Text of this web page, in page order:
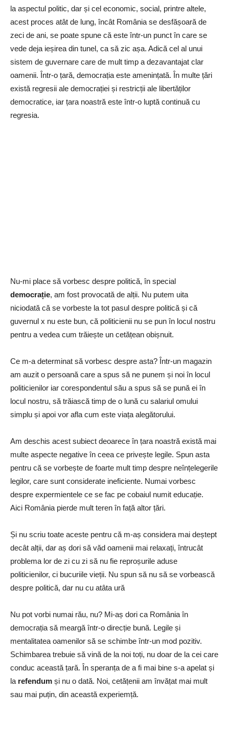
la aspectul politic, dar și cel economic, social, printre altele,
acest proces atât de lung, încât România se desfășoară de
zeci de ani, se poate spune că este într-un punct în care se
vede deja ieșirea din tunel, ca să zic așa. Adică cel al unui
sistem de guvernare care de mult timp a dezavantajat clar
oamenii. Într-o țară, democrația este amenințată. În multe țări
există regresii ale democrației și restricții ale libertăților
democratice, iar țara noastră este într-o luptă continuă cu
regresia.
Nu-mi place să vorbesc despre politică, în special
democrație, am fost provocată de alții. Nu putem uita
niciodată că se vorbeste la tot pasul despre politică și că
guvernul x nu este bun, că politicienii nu se pun în locul nostru
pentru a vedea cum trăiește un cetățean obișnuit.
Ce m-a determinat să vorbesc despre asta? Într-un magazin
am auzit o persoană care a spus să ne punem și noi în locul
politicienilor iar corespondentul său a spus să se pună ei în
locul nostru, să trăiască timp de o lună cu salariul omului
simplu și apoi vor afla cum este viața alegătorului.
Am deschis acest subiect deoarece în țara noastră există mai
multe aspecte negative în ceea ce privește legile. Spun asta
pentru că se vorbește de foarte mult timp despre neînțelegerile
legilor, care sunt considerate ineficiente. Numai vorbesc
despre expermientele ce se fac pe cobaiul numit educație.
Aici România pierde mult teren în față altor țări.
Și nu scriu toate aceste pentru că m-aș considera mai deștept
decât alții, dar aș dori să văd oamenii mai relaxați, întrucât
problema lor de zi cu zi să nu fie reproșurile aduse
politicienilor, ci bucuriile vieții. Nu spun să nu să se vorbească
despre politică, dar nu cu atâta ură
Nu pot vorbi numai rău, nu? Mi-aș dori ca România în
democrația să meargă într-o direcție bună. Legile și
mentalitatea oamenilor să se schimbe într-un mod pozitiv.
Schimbarea trebuie să vină de la noi toți, nu doar de la cei care
conduc această țară. În speranța de a fi mai bine s-a apelat și
la refendum și nu o dată. Noi, cetățenii am învățat mai mult
sau mai puțin, din această experiemță.